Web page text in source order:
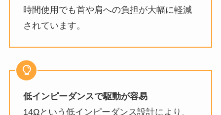
時間使用でも首や肩への負担が大幅に軽減
されています。
低インピーダンスで駆動が容易
14Ωという低インピーダンス設計により、